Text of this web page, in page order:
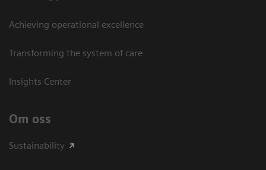
Achieving operational excellence​
Transforming the system of care
Insights Center
Om oss
Sustainability